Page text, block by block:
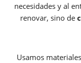
necesidades y al
renovar, sino de
Usamos